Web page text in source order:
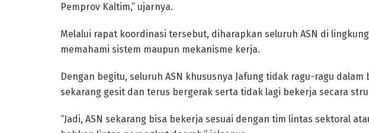
Pemprov Kaltim,” ujarnya.
Melalui rapat koordinasi tersebut, diharapkan seluruh ASN di
memahami sistem maupun mekanisme kerja.
Dengan begitu, seluruh ASN khususnya Jafung tidak ragu-ragu dalam
sekarang gesit dan terus bergerak serta tidak lagi bekerja secara
“Jadi, ASN sekarang bisa bekerja sesuai dengan tim lintas sektoral